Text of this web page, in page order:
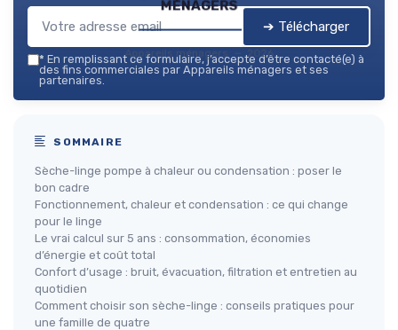
Appareils ménagers — 2026
➔ Télécharger
* En remplissant ce formulaire, j’accepte d’être contacté(e) à
des fins commerciales par Appareils ménagers et ses
partenaires.
SOMMAIRE
Sèche-linge pompe à chaleur ou condensation : poser le
bon cadre
Fonctionnement, chaleur et condensation : ce qui change
pour le linge
Le vrai calcul sur 5 ans : consommation, économies
d’énergie et coût total
Confort d’usage : bruit, évacuation, filtration et entretien au
quotidien
Comment choisir son sèche-linge : conseils pratiques pour
une famille de quatre